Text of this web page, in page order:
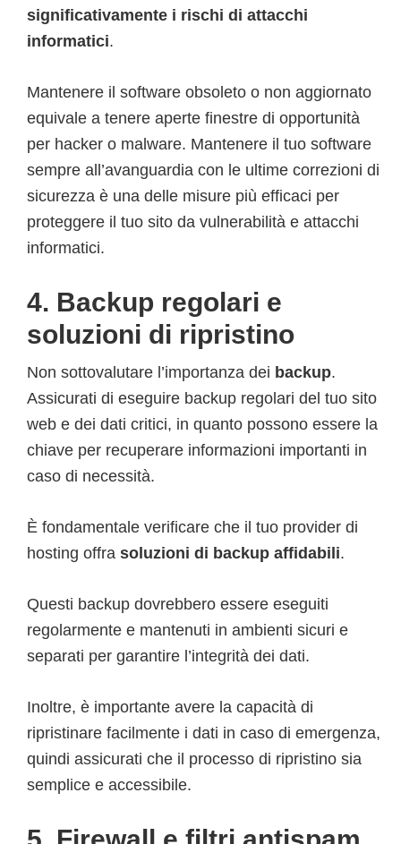
significativamente i rischi di attacchi
informatici.
Mantenere il software obsoleto o non aggiornato
equivale a tenere aperte finestre di opportunità
per hacker o malware. Mantenere il tuo software
sempre all’avanguardia con le ultime correzioni di
sicurezza è una delle misure più efficaci per
proteggere il tuo sito da vulnerabilità e attacchi
informatici.
4. Backup regolari e
soluzioni di ripristino
Non sottovalutare l’importanza dei backup.
Assicurati di eseguire backup regolari del tuo sito
web e dei dati critici, in quanto possono essere la
chiave per recuperare informazioni importanti in
caso di necessità.
È fondamentale verificare che il tuo provider di
hosting offra soluzioni di backup affidabili.
Questi backup dovrebbero essere eseguiti
regolarmente e mantenuti in ambienti sicuri e
separati per garantire l’integrità dei dati.
Inoltre, è importante avere la capacità di
ripristinare facilmente i dati in caso di emergenza,
quindi assicurati che il processo di ripristino sia
semplice e accessibile.